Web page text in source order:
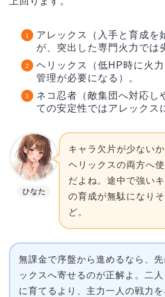
アレックス（入手と育成を
が、突出した専門火力では
ヘリックス（低HP時に火
管理が必要になる）。
ネコ忍者（敵集団へ対応し
ての安定性ではアレックス
ひなた
キャラ欠片が少ない
ヘリックスの両方へ
だよね。途中で強い
の育成が無駄になり
ど。
無課金で序盤から進めるなら、先
ックスへ寄せるのが正解よ。二
に育てるより、主力一人の戦力を